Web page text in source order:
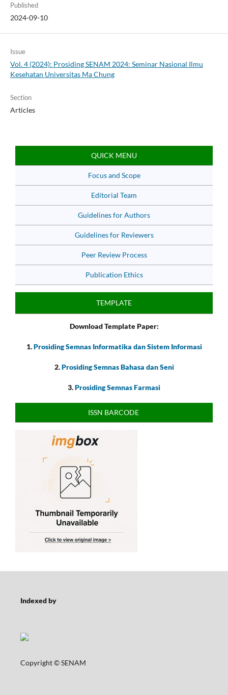
Published
2024-09-10
Issue
Vol. 4 (2024): Prosiding SENAM 2024: Seminar Nasional Ilmu
Kesehatan Universitas Ma Chung
Section
Articles
QUICK MENU
Focus and Scope
Editorial Team
Guidelines for Authors
Guidelines for Reviewers
Peer Review Process
Publication Ethics
TEMPLATE
Download Template Paper:
1.Prosiding Semnas Informatika dan Sistem Informasi
2.Prosiding Semnas Bahasa dan Seni
3.Prosiding Semnas Farmasi
ISSN BARCODE
Indexed by
Copyright © SENAM